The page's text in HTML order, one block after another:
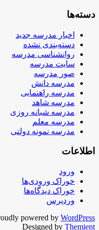
دسته‌ها
اخبار مدرسه جدید
دسته‌بندی نشده
روانشناسی مدرسه
سایت مدرسه
صور مدرسه
مدرسه دانش
مدرسه راهنمایی
مدرسه شاهد
مدرسه شبانه روزی
مدرسه معلم
مدرسه نمونه دولتی
اطلاعات
ورود
خوراک ورودی‌ها
خوراک دیدگاه‌ها
وردپرس
powered by WordPress
Designed by Themient